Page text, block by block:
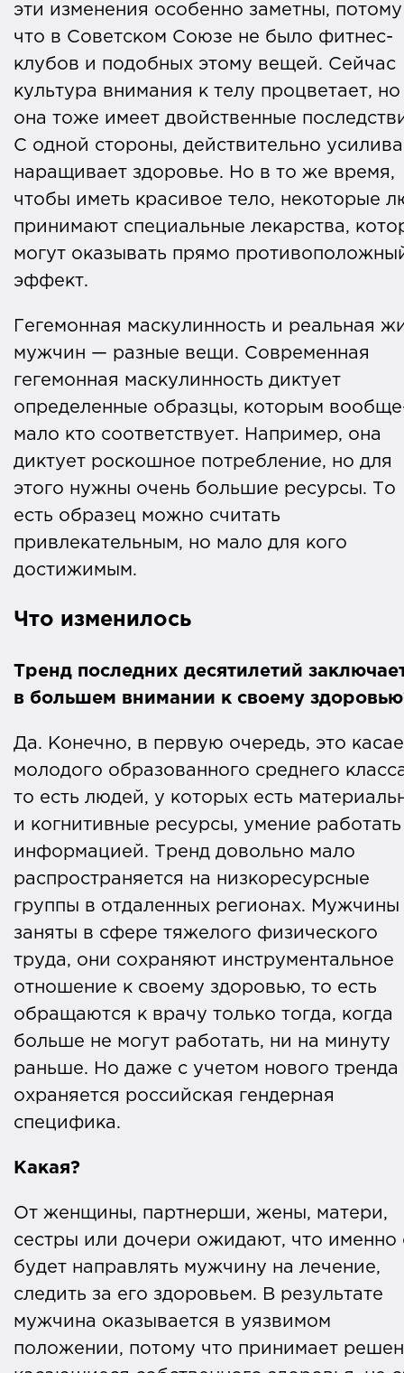
эти изменения особенно заметны, потому
что в Советском Союзе не было фитнес-
клубов и подобных этому вещей. Сейчас
культура внимания к телу процветает, но
она тоже имеет двойственные
С одной стороны, действительно
наращивает здоровье. Но в то же время,
чтобы иметь красивое тело, некоторые
принимают специальные лекарства,
могут оказывать прямо
эффект.
Гегемонная маскулинность и реальная
мужчин — разные вещи. Современная
гегемонная маскулинность диктует
определенные образцы, которым
мало кто соответствует. Например, она
диктует роскошное потребление, но для
этого нужны очень большие ресурсы. То
есть образец можно считать
привлекательным, но мало для кого
достижимым.
Что изменилось
Тренд последних десятилетий
в большем внимании к своему
Да. Конечно, в первую очередь, это
молодого образованного среднего
то есть людей, у которых есть
и когнитивные ресурсы, умение работать
информацией. Тренд довольно мало
распространяется на низкоресурсные
группы в отдаленных регионах. Мужчины
заняты в сфере тяжелого физического
труда, они сохраняют инструментальное
отношение к своему здоровью, то есть
обращаются к врачу только тогда, когда
больше не могут работать, ни на минуту
раньше. Но даже с учетом нового тренда
охраняется российская гендерная
специфика.
Какая?
От женщины, партнерши, жены, матери,
сестры или дочери ожидают, что именно
будет направлять мужчину на лечение,
следить за его здоровьем. В результате
мужчина оказывается в уязвимом
положении, потому что принимает